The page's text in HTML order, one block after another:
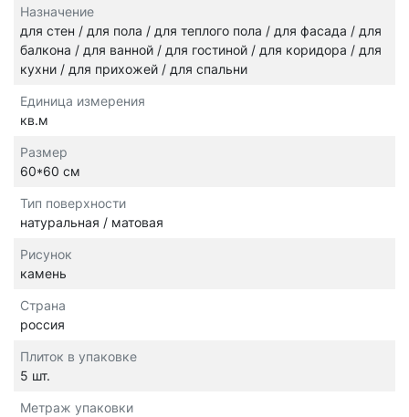
Назначение
для стен / для пола / для теплого пола / для фасада / для
балкона / для ванной / для гостиной / для коридора / для
кухни / для прихожей / для спальни
Единица измерения
кв.м
Размер
60*60 см
Тип поверхности
натуральная / матовая
Рисунок
камень
Страна
россия
Плиток в упаковке
5 шт.
Метраж упаковки